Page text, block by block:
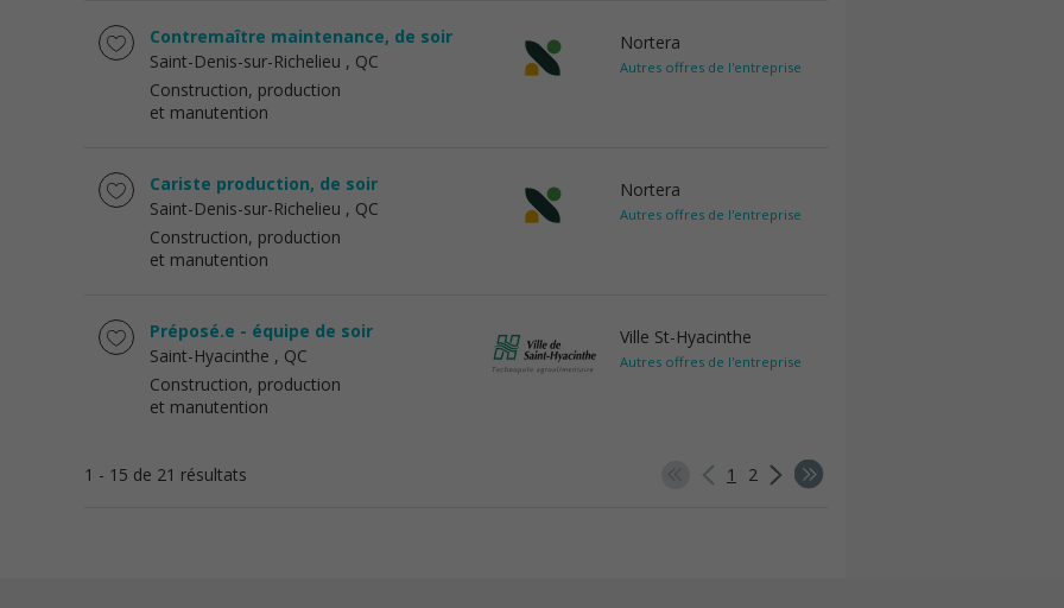
Contremaître maintenance, de soir
Saint-Denis-sur-Richelieu , QC
Construction, production
et manutention
Nortera
Autres offres de l'entreprise
Cariste production, de soir
Saint-Denis-sur-Richelieu , QC
Construction, production
et manutention
Nortera
Autres offres de l'entreprise
Préposé.e - équipe de soir
Saint-Hyacinthe , QC
Construction, production
et manutention
Ville St-Hyacinthe
Autres offres de l'entreprise
1 - 15 de 21 résultats 1 2